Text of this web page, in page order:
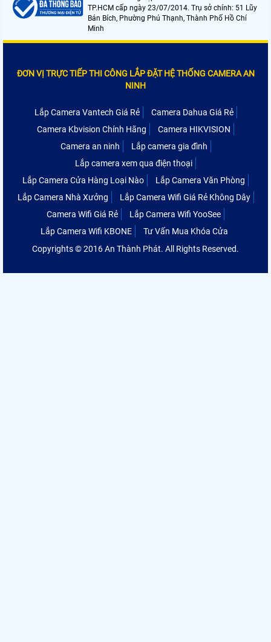
TP.HCM cấp ngày 23/07/2014. Trụ sở chính: 51 Lũy
Bán Bích, Phường Phú Thạnh, Thành Phố Hồ Chí
Minh
ĐƠN VỊ TRỰC TIẾP THI CÔNG LẮP ĐẶT HỆ THỐNG CAMERA AN
NINH
Lắp Camera Vantech Giá Rẻ
Camera Dahua Giá Rẻ
Camera Kbvision Chính Hãng
Camera HIKVISION
Camera an ninh
Lắp camera gia đình
Lắp camera xem qua điện thoại
Lắp Camera Cửa Hàng Loại Nào
Lắp Camera Văn Phòng
Lắp Camera Nhà Xưởng
Lắp Camera Wifi Giá Rẻ Không Dây
Camera Wifi Giá Rẻ
Lắp Camera Wifi YooSee
Lắp Camera Wifi KBONE
Tư Vấn Mua Khóa Cửa
Copyrights © 2016 An Thành Phát. All Rights Reserved.